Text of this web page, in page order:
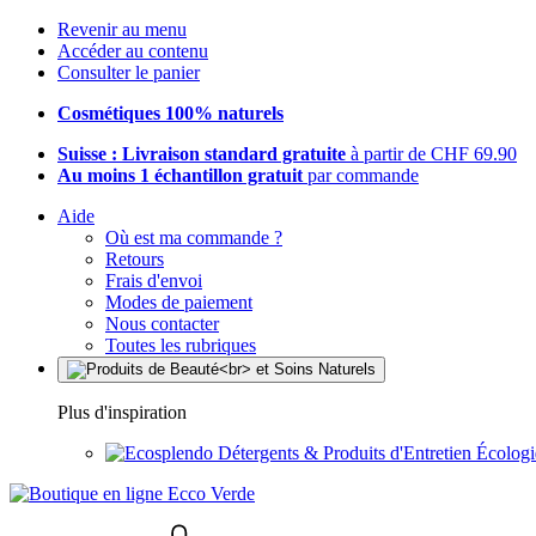
Revenir au menu
Accéder au contenu
Consulter le panier
Cosmétiques 100% naturels
Suisse : Livraison standard gratuite à partir de CHF 69.90
Au moins 1 échantillon gratuit par commande
Aide
Où est ma commande ?
Retours
Frais d'envoi
Modes de paiement
Nous contacter
Toutes les rubriques
Plus d'inspiration
Détergents & Produits d'Entretien